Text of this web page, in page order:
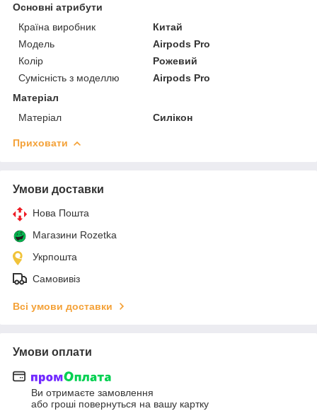
Основні атрибути
Країна виробник
Китай
Модель
Airpods Pro
Колір
Рожевий
Сумісність з моделлю
Airpods Pro
Матеріал
Матеріал
Силікон
Приховати
Умови доставки
Нова Пошта
Магазини Rozetka
Укрпошта
Самовивіз
Всі умови доставки
Умови оплати
Ви отримаєте замовлення
або гроші повернуться на вашу картку